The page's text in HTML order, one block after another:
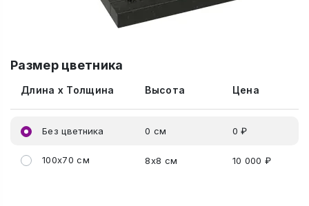
Размер цветника
Длина x Толщина Высота Цена
Без цветника 0 см 0 ₽
100x70 см 8x8 см 10 000 ₽